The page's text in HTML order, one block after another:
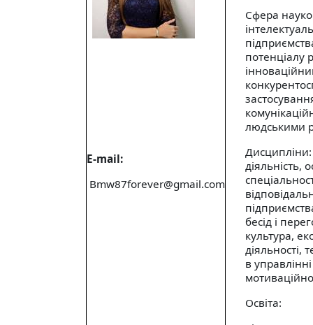
E-mail:
Bmw87forever@gmail.com
Сфера
потенціалу
людськими
Дисципліни:
діяльність,
бесід і
культура,
діяльності,
в
Освіта: